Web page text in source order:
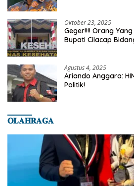
Oktober 23, 2025
Geger!!!! Orang
Bupati Cilacap
Agustus 4, 2025
Ariando Anggara:
Politik!
𝐎𝐋𝐀𝐇𝐑𝐀𝐆𝐀